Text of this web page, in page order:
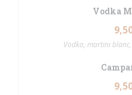
Vodka
Vodka, martini